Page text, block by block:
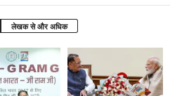
लेखक से और अधिक